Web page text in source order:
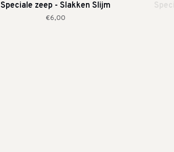
Speciale zeep - Slakken Slijm
€6,00